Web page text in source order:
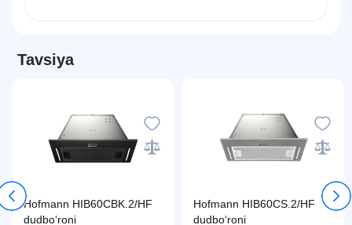
Tavsiya
Hofmann HIB60CBK.2/HF
dudbo‘roni
Hofmann HIB60CS.2/HF
dudbo‘roni